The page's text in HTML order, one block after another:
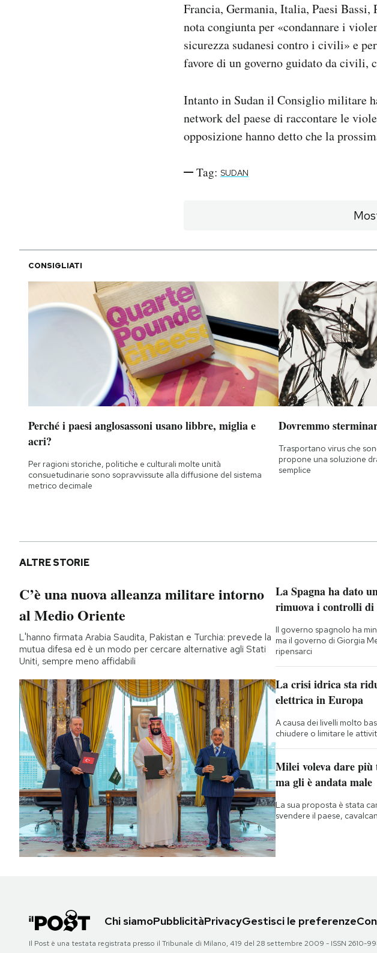
Francia, Germania, Italia, Paesi Bassi,
nota congiunta per «condannare i
sicurezza sudanesi contro i civili» e
favore di un governo guidato da civili,
Intanto in Sudan il Consiglio militare
network del paese di raccontare le
opposizione hanno detto che la
Tag: SUDAN
CONSIGLIATI
Perché i paesi anglosassoni usano libbre, miglia e
acri?
Per ragioni storiche, politiche e culturali molte unità
consuetudinarie sono sopravvissute alla diffusione del sistema
metrico decimale
Dovremmo
Trasportano virus che
propone una soluzione
semplice
ALTRE STORIE
C’è una nuova alleanza militare intorno
al Medio Oriente
L'hanno firmata Arabia Saudita, Pakistan e Turchia: prevede la
mutua difesa ed è un modo per cercare alternative agli Stati
Uniti, sempre meno affidabili
La Spagna ha dato
rimuova i controlli
Il governo spagnolo ha
ma il governo di Giorgia
ripensarci
La crisi idrica sta
elettrica in Europa
A causa dei livelli molto
chiudere o limitare le
Milei voleva dare
ma gli è andata male
La sua proposta è stata
svendere il paese,
Chi siamoPubblicitàPrivacyGestisci le preferenze
Il Post è una testata registrata presso il Tribunale di Milano, 419 del 28 settembre 2009 - ISSN 2610-